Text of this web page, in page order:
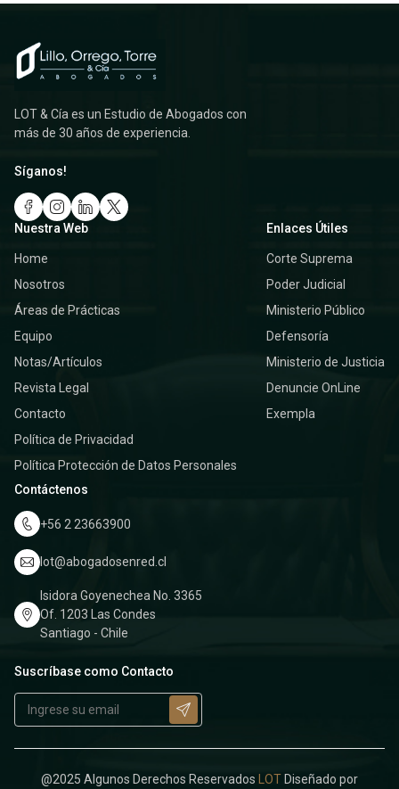
LOT & Cía es un Estudio de Abogados con
más de 30 años de experiencia.
Síganos!
Nuestra Web
Home
Nosotros
Áreas de Prácticas
Equipo
Notas/Artículos
Revista Legal
Contacto
Política de Privacidad
Política Protección de Datos Personales
Enlaces Útiles
Corte Suprema
Poder Judicial
Ministerio Público
Defensoría
Ministerio de Justicia
Denuncie OnLine
Exempla
Contáctenos
+56 2 23663900
lot@abogadosenred.cl
Isidora Goyenechea No. 3365
Of. 1203 Las Condes
Santiago - Chile
Suscríbase como Contacto
@2025 Algunos Derechos Reservados LOT Diseñado por